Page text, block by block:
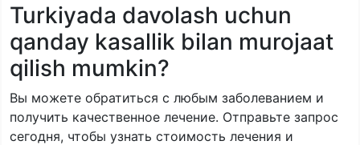
Turkiyada davolash uchun
qanday kasallik bilan murojaat
qilish mumkin?
Вы можете обратиться с любым заболеванием и
получить качественное лечение. Отправьте запрос
сегодня, чтобы узнать стоимость лечения и